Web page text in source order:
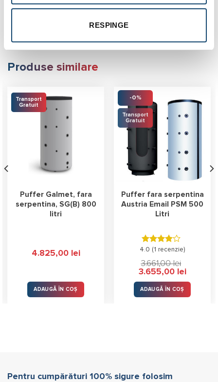
RESPINGE
Diametru cu izolatie : 950 mm
Masa neta cu izolatie : 150 kg
Produse similare
Transport
Gratuit
Puffer Galmet, fara
serpentina, SG(B) 800
litri
4.825,00 lei
ADAUGĂ ÎN COȘ
-0%
Transport
Gratuit
Puffer fara serpentina
Austria Email PSM 500
Litri
Evaluat
stele din
5
4.0 (1 recenzie)
3.661,00lei
Prețul
a
fost:
3.661,00 lei.
3.655,00 leiPrețul
este:
ADAUGĂ ÎN COȘ
Pentru cumpărături 100% sigure folosim